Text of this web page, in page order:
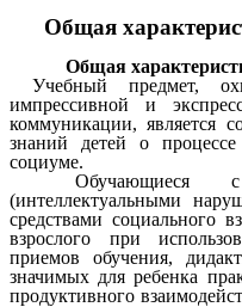
Общая
Общая
Учебный предмет,
импрессивной и
коммуникации, является
знаний детей о
социуме.
Обучающиеся с
(интеллектуальными
средствами социального
взрослого при
приемов обучения,
значимых для ребенка
продуктивного